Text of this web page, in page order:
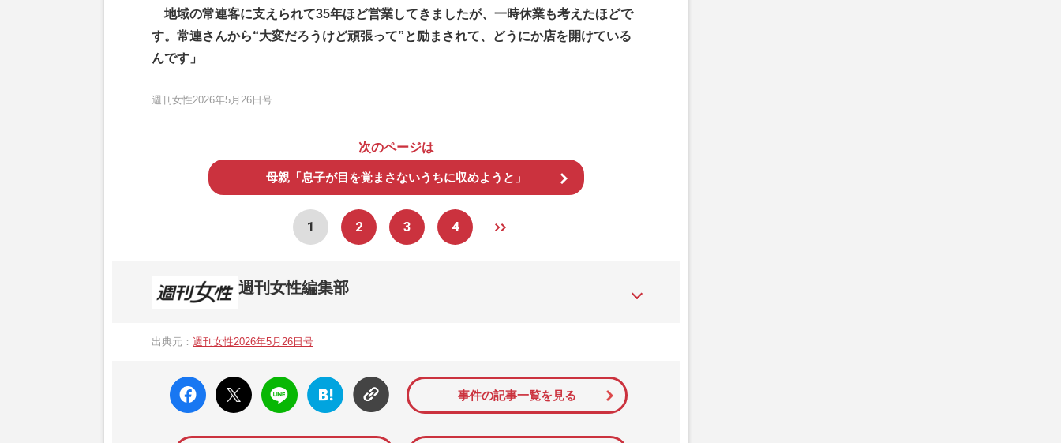
地域の常連客に支えられて35年ほど営業してきましたが、一時休業も考えたほどで
す。常連さんから“大変だろうけど頑張って”と励まされて、どうにか店を開けている
んです」
週刊女性2026年5月26日号
次のページは
母親「息子が目を覚まさないうちに収めようと」
1 2 3 4
週刊女性編集部
母”が抱える400万円超の“借金トラブル”」報道をスクープ。この一報から約2か月後、宮内庁は結婚延期を
出典元： 週刊女性2026年5月26日号
faceboo
k いい
ね
X ポス
ト
LINE
はてな
ブック
マーク
事件の記事一覧を見る